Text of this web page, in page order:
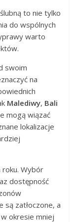
to nie tylko
do wspólnych
warto
swoim
na
Malediwy, Bali
mogą wiązać
lokalizacje
Wybór
dostępność
zatłoczone, a
okresie mniej